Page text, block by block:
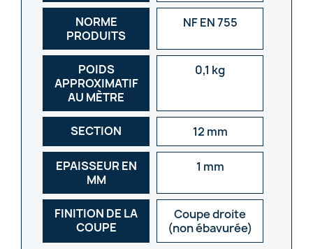
NORME
PRODUITS
NF EN 755
POIDS
APPROXIMATIF
AU MÈTRE
0,1 kg
SECTION 12 mm
EPAISSEUR EN
MM
1 mm
FINITION DE LA
COUPE
Coupe droite
(non ébavurée)